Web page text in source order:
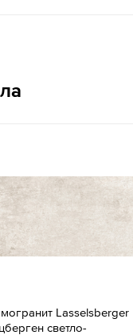
Lasselsberger
светло-